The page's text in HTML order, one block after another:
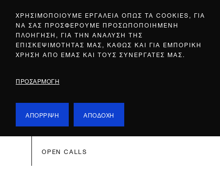
ΧΡΗΣΙΜΟΠΟΙΟΥΜΕ ΕΡΓΑΛΕΙΑ ΟΠΩΣ ΤΑ COOKIES, ΓΙΑ
ΝΑ ΣΑΣ ΠΡΟΣΦΕΡΟΥΜΕ ΠΡΟΣΩΠΟΠΟΙΗΜΕΝΗ
ΠΛΟΗΓΗΣΗ, ΓΙΑ ΤΗΝ ΑΝΑΛΥΣΗ ΤΗΣ
ΕΠΙΣΚΕΨΙΜΟΤΗΤΑΣ ΜΑΣ, ΚΑΘΩΣ ΚΑΙ ΓΙΑ ΕΜΠΟΡΙΚΗ
ΧΡΗΣΗ ΑΠΟ ΕΜΑΣ ΚΑΙ ΤΟΥΣ ΣΥΝΕΡΓΑΤΕΣ ΜΑΣ.
ΠΡΟΣΑΡΜΟΓΗ
ΑΠΟΡΡΙΨΗ ΑΠΟΔΟΧΗ
OPEN CALLS